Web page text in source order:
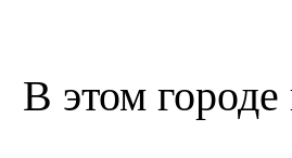
В этом